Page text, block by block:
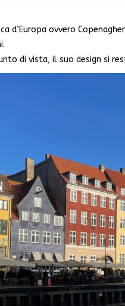
ovvero
di vista, il suo design si